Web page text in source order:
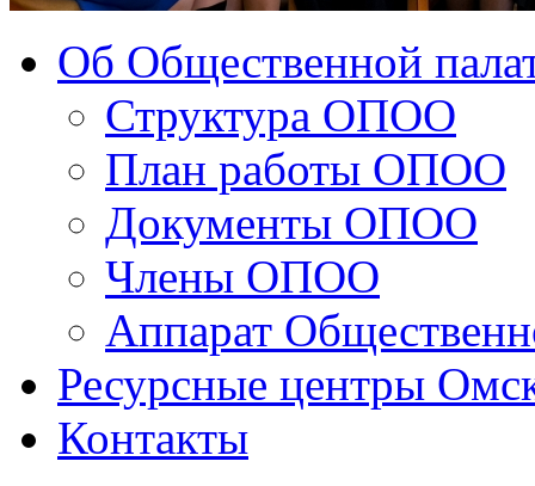
Об Общественной
Структура ОПОО
План работы ОПОО
Документы ОПОО
Члены ОПОО
Аппарат
Ресурсные центры
Контакты